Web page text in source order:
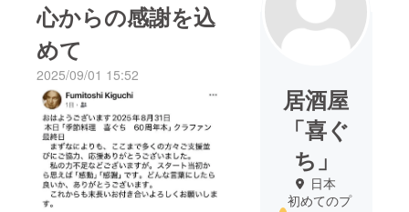
心からの感謝を込
めて
2025/09/01 15:52
居酒屋
「喜ぐ
ち」
日本
初めてのプ